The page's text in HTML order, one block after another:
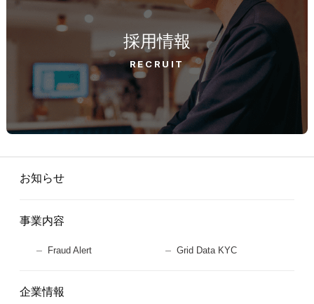
採用情報
RECRUIT
お知らせ
事業内容
Fraud Alert Grid Data KYC
企業情報